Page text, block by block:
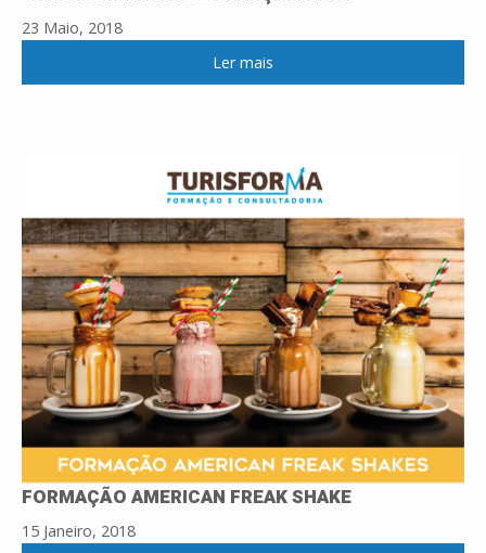
23 Maio, 2018
Ler mais
FORMAÇÃO AMERICAN FREAK SHAKE
15 Janeiro, 2018